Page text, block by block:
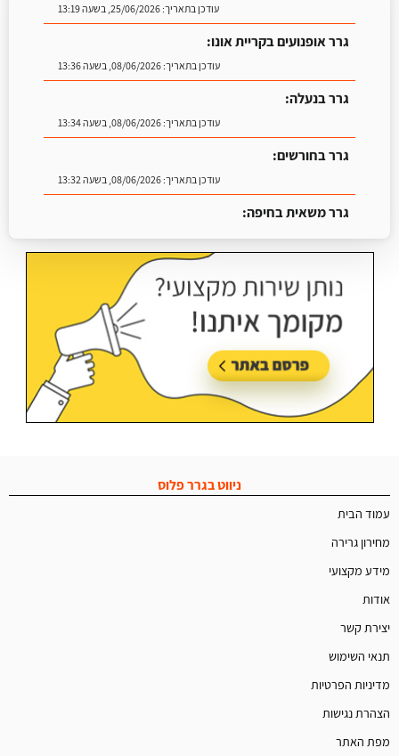
עודכן בתאריך:25/06/2026, בשעה 13:19
גרר אופנועים בקריית אונו:
עודכן בתאריך:08/06/2026, בשעה 13:36
גרר בנעלה:
עודכן בתאריך:08/06/2026, בשעה 13:34
גרר בחורשים:
עודכן בתאריך:08/06/2026, בשעה 13:32
גרר משאית בחיפה:
עודכן בתאריך:25/06/2026, בשעה 13:25
ניווט בגרר פלוס
עמוד הבית
מחירון גרירה
מידע מקצועי
אודות
יצירת קשר
תנאי השימוש
מדיניות הפרטיות
הצהרת נגישות
מפת האתר